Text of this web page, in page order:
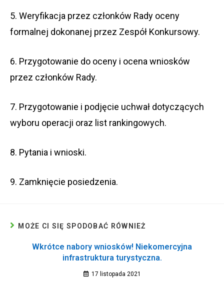
5. Weryfikacja przez członków Rady oceny
formalnej dokonanej przez Zespół Konkursowy.
6. Przygotowanie do oceny i ocena wniosków
przez członków Rady.
7. Przygotowanie i podjęcie uchwał dotyczących
wyboru operacji oraz list rankingowych.
8. Pytania i wnioski.
9. Zamknięcie posiedzenia.
MOŻE CI SIĘ SPODOBAĆ RÓWNIEŻ
Wkrótce nabory wniosków! Niekomercyjna
infrastruktura turystyczna.
17 listopada 2021